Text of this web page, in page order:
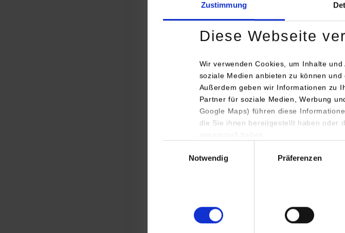
Zustimmung
Diese Webseite
Wir verwenden Cookies, um Inhalte
soziale Medien anbieten zu können
Außerdem geben wir Informationen zu
Partner für soziale Medien, Werbung
Google Maps) führen diese
die Sie ihnen bereitgestellt haben oder
Notwendig
Präferenzen
Elektrotechnik und Informationstechnik /
Elektronik